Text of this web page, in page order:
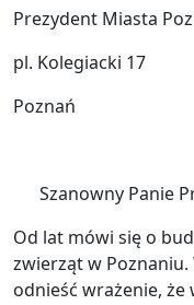
Prezydent Miasta
pl. Kolegiacki 17
Poznań
Szanowny Panie
Od lat mówi się o
zwierząt w Poznaniu.
odnieść wrażenie,